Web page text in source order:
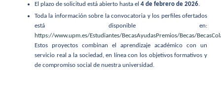
El plazo de solicitud está abierto hasta el 4 de febrero de 2026.
Toda la información sobre la convocatoria y los perfiles ofertados
está disponible en:
https://www.upm.es/Estudiantes/BecasAyudasPremios/Becas/
Estos proyectos combinan el aprendizaje académico con un
servicio real a la sociedad, en línea con los objetivos formativos y
de compromiso social de nuestra universidad.